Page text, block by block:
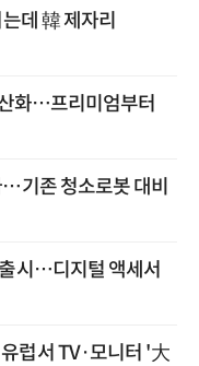
데 韓 제자리
화…프리미엄부터
기존 청소로봇 대비
시…디지털 액세서
럽서 TV·모니터 '大